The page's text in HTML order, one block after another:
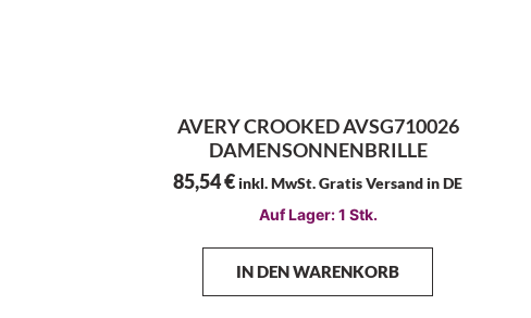
AVERY CROOKED AVSG710026
DAMENSONNENBRILLE
85,54€inkl. MwSt. Gratis Versand in DE
Auf Lager: 1 Stk.
IN DEN WARENKORB